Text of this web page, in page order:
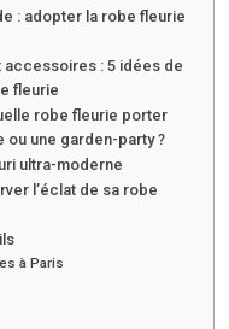
: adopter la robe fleurie
: 5 idées de
fleurie
robe fleurie porter
ou une garden-party ?
ultra-moderne
l’éclat de sa robe
à Paris